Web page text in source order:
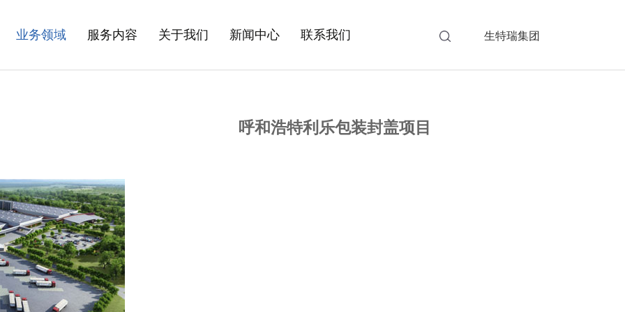
业务领域 服务内容 关于我们 新闻中心 联系我们 生特瑞集团
呼和浩特利乐包装封盖项目